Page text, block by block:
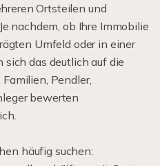
Ortsteilen und
nachdem, ob Ihre Immobilie
Umfeld oder in einer
sich das deutlich auf die
Pendler,
bewerten
häufig suchen: